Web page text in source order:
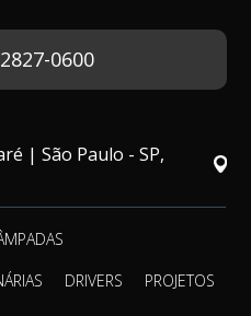
0600
| São Paulo - SP,
DRIVERS
PROJETOS